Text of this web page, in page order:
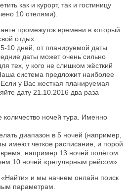
как и курорт, так и гостиницу
10 отелями).
промежуток времени в который
отдых.
10 дней, от планируемой даты
даты может очень сильно
тех, у кого не слишком жёсткий
система предложит наиболее
у Вас жесткая планируемая
дату 21.10.2016 два раза
количество ночей тура. Именно
диапазон в 5 ночей (например,
имеют четкое расписание, и порой
например 13 ночей полётом
10 ночей «регулярным рейсом».
и мы начнем онлайн поиск
параметрам.